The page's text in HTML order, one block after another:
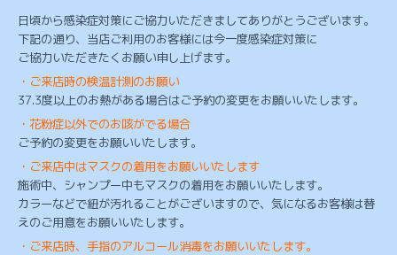
日頃から感染症対策にご協力いただきましてありがとうございます。
下記の通り、当店ご利用のお客様には今一度感染症対策に
ご協力いただきたくお願い申し上げます。
・ご来店時の検温計測のお願い
37.3度以上のお熱がある場合はご予約の変更をお願いいたします。
・花粉症以外でのお咳がでる場合
ご予約の変更をお願いいたします。
・ご来店中はマスクの着用をお願いいたします
施術中、シャンプー中もマスクの着用をお願いいたします。
カラーなどで紐が汚れることがございますので、気になるお客様は替
えのご用意をお願いいたします。
・ご来店時、手指のアルコール消毒をお願いいたします。